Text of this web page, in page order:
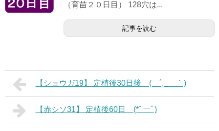
（育苗２０日目） 128穴は...
記事を読む
【ショウガ19】 定植後30日後 ( ´,_ゝ｀)
【赤シソ31】 定植後60日 (*ﾟーﾟ)